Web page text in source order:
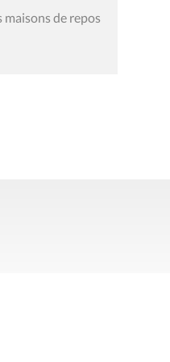
maisons de repos